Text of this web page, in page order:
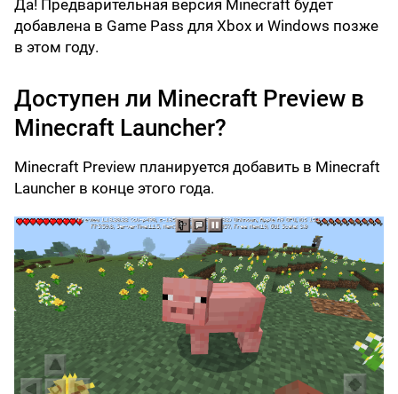
Да! Предварительная версия Minecraft будет
добавлена в Game Pass для Xbox и Windows позже
в этом году.
Доступен ли Minecraft Preview в
Minecraft Launcher?
Minecraft Preview планируется добавить в Minecraft
Launcher в конце этого года.